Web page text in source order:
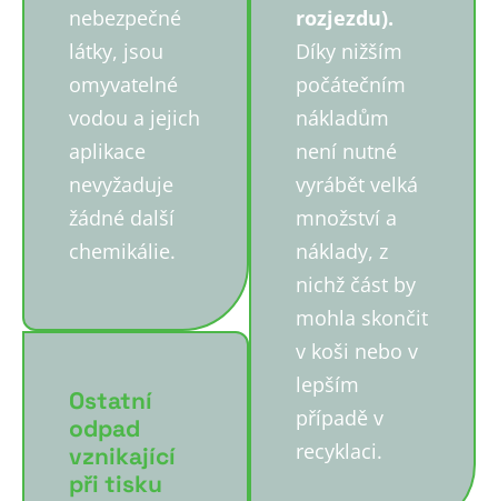
nebezpečné
látky, jsou
omyvatelné
vodou a jejich
aplikace
nevyžaduje
žádné další
chemikálie.
Ostatní
odpad
vznikající
při tisku
rozjezdu).
Díky nižším
počátečním
nákladům
není nutné
vyrábět velká
množství a
náklady, z
nichž část by
mohla skončit
v koši nebo v
lepším
případě v
recyklaci.